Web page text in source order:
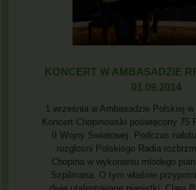
KONCERT W AMBASADZIE
01.09.2014
1 września w Ambasadzie Polskiej w
Koncert Chopinowski poświęcony 75
II Wojny Swiatowej. Podczas
rozglosni Polskiego Radia
Chopina w wykonaniu mlodego
Szpilmana. O tym właśnie